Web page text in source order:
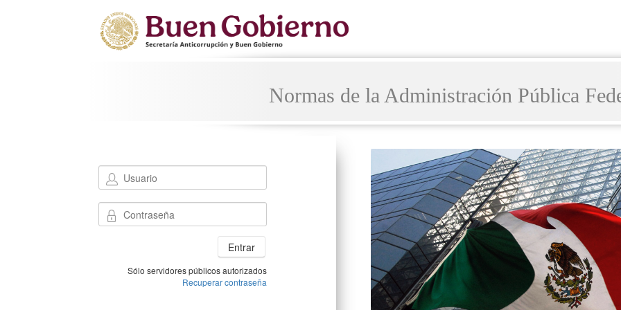
Normas de la Administración Pública
Entrar
Sólo servidores públicos autorizados
Recuperar contraseña